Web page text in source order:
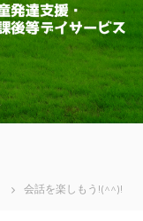
会話を楽しもう!(^^)!